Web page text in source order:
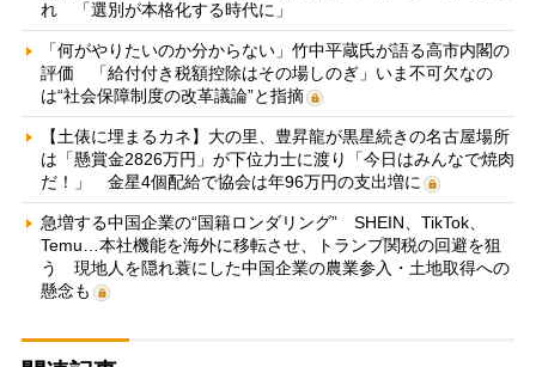
れ 「選別が本格化する時代に」
「何がやりたいのか分からない」竹中平蔵氏が語る高市内閣の
評価 「給付付き税額控除はその場しのぎ」いま不可欠なの
は“社会保障制度の改革議論”と指摘
【土俵に埋まるカネ】大の里、豊昇龍が黒星続きの名古屋場所
は「懸賞金2826万円」が下位力士に渡り「今日はみんなで焼肉
だ！」 金星4個配給で協会は年96万円の支出増に
急増する中国企業の“国籍ロンダリング” SHEIN、TikTok、
Temu…本社機能を海外に移転させ、トランプ関税の回避を狙
う 現地人を隠れ蓑にした中国企業の農業参入・土地取得への
懸念も